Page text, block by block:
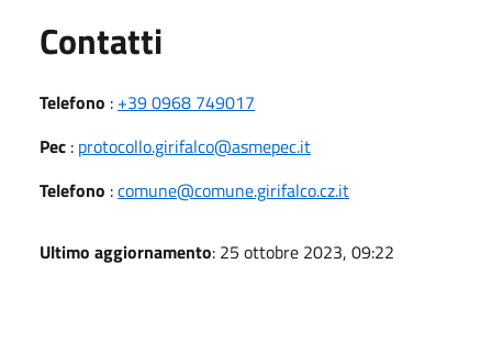
Contatti
Telefono : +39 0968 749017
Pec : protocollo.girifalco@asmepec.it
Telefono :comune@comune.girifalco.cz.it
Ultimo aggiornamento: 25 ottobre 2023, 09:22